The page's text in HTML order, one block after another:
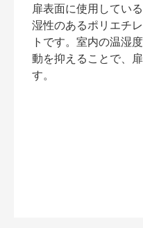
扉表面に使用してい
湿性のあるポリエチ
トです。室内の温湿
動を抑えることで、
す。